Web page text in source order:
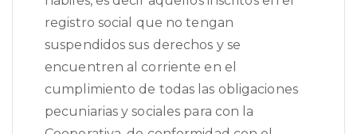
registro social que no tengan
suspendidos sus derechos y se
encuentren al corriente en el
cumplimiento de todas las obligaciones
pecuniarias y sociales para con la